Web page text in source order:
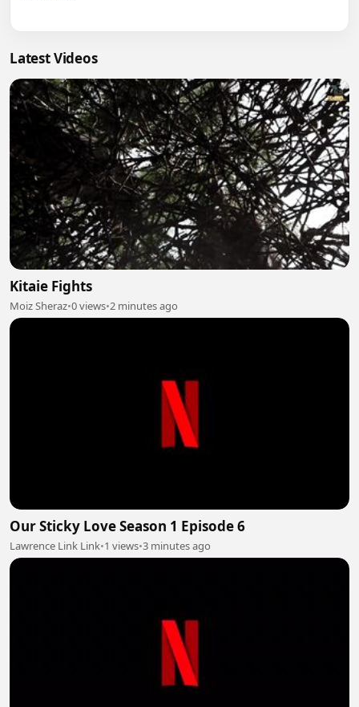
Latest Videos
Kitaie Fights
Moiz Sheraz•0 views•2 minutes ago
Our Sticky Love Season 1 Episode 6
Lawrence Link Link•1 views•3 minutes ago